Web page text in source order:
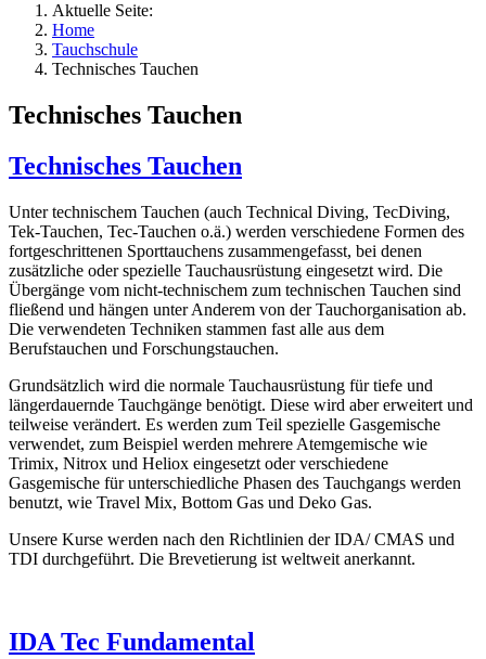
Aktuelle Seite:
Home
Tauchschule
Technisches Tauchen
Technisches Tauchen
Technisches Tauchen
Unter technischem Tauchen (auch Technical Diving, TecDiving,
Tek-Tauchen, Tec-Tauchen o.ä.) werden verschiedene Formen des
fortgeschrittenen Sporttauchens zusammengefasst, bei denen
zusätzliche oder spezielle Tauchausrüstung eingesetzt wird. Die
Übergänge vom nicht-technischem zum technischen Tauchen sind
fließend und hängen unter Anderem von der Tauchorganisation ab.
Die verwendeten Techniken stammen fast alle aus dem
Berufstauchen und Forschungstauchen.
Grundsätzlich wird die normale Tauchausrüstung für tiefe und
längerdauernde Tauchgänge benötigt. Diese wird aber erweitert und
teilweise verändert. Es werden zum Teil spezielle Gasgemische
verwendet, zum Beispiel werden mehrere Atemgemische wie
Trimix, Nitrox und Heliox eingesetzt oder verschiedene
Gasgemische für unterschiedliche Phasen des Tauchgangs werden
benutzt, wie Travel Mix, Bottom Gas und Deko Gas.
Unsere Kurse werden nach den Richtlinien der IDA/ CMAS und
TDI durchgeführt. Die Brevetierung ist weltweit anerkannt.
IDA Tec Fundamental